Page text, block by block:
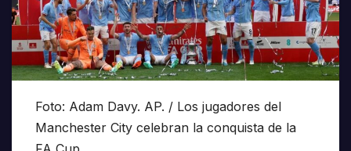
Foto: Adam Davy. AP. / Los jugadores del
Manchester City celebran la conquista de la